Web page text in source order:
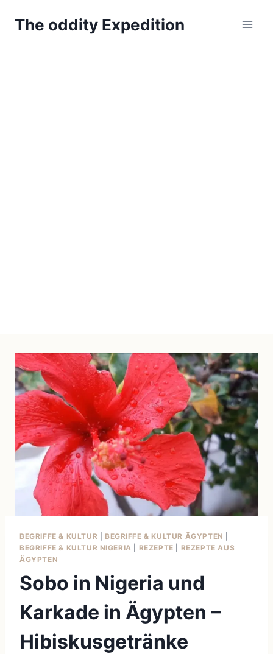
InhaltThe oddity Expedition
BEGRIFFE & KULTUR BEGRIFFE & KULTUR ÄGYPTEN
BEGRIFFE & KULTUR NIGERIA
REZEPTE
REZEPTE AUS
ÄGYPTEN
Sobo in Nigeria und
Karkade in Ägypten –
Hibiskusgetränke